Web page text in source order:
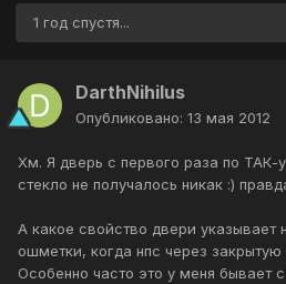
1 год спустя...
DarthNihilus
Опубликовано: 13 мая 2012
Хм. Я дверь с первого раза по ТАК-
стекло не получалось никак :)
А какое свойство двери указывает
ошметки, когда нпс через закрытую
Особенно часто это у меня бывает